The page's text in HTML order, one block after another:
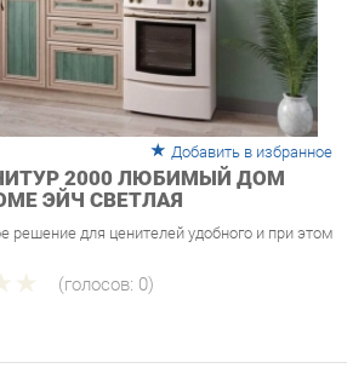
Добавить в избранное
2000 ЛЮБИМЫЙ ДОМ
ЭЙЧ СВЕТЛАЯ
для ценителей удобного и при этом